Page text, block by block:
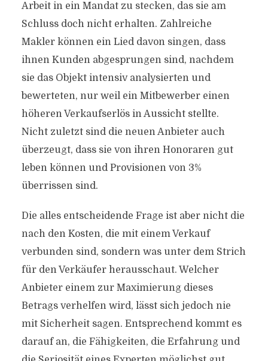
Arbeit in ein Mandat zu stecken, das sie am
Schluss doch nicht erhalten. Zahlreiche
Makler können ein Lied davon singen, dass
ihnen Kunden abgesprungen sind, nachdem
sie das Objekt intensiv analysierten und
bewerteten, nur weil ein Mitbewerber einen
höheren Verkaufserlös in Aussicht stellte.
Nicht zuletzt sind die neuen Anbieter auch
überzeugt, dass sie von ihren Honoraren gut
leben können und Provisionen von 3%
überrissen sind.
Die alles entscheidende Frage ist aber nicht die
nach den Kosten, die mit einem Verkauf
verbunden sind, sondern was unter dem Strich
für den Verkäufer herausschaut. Welcher
Anbieter einem zur Maximierung dieses
Betrags verhelfen wird, lässt sich jedoch nie
mit Sicherheit sagen. Entsprechend kommt es
darauf an, die Fähigkeiten, die Erfahrung und